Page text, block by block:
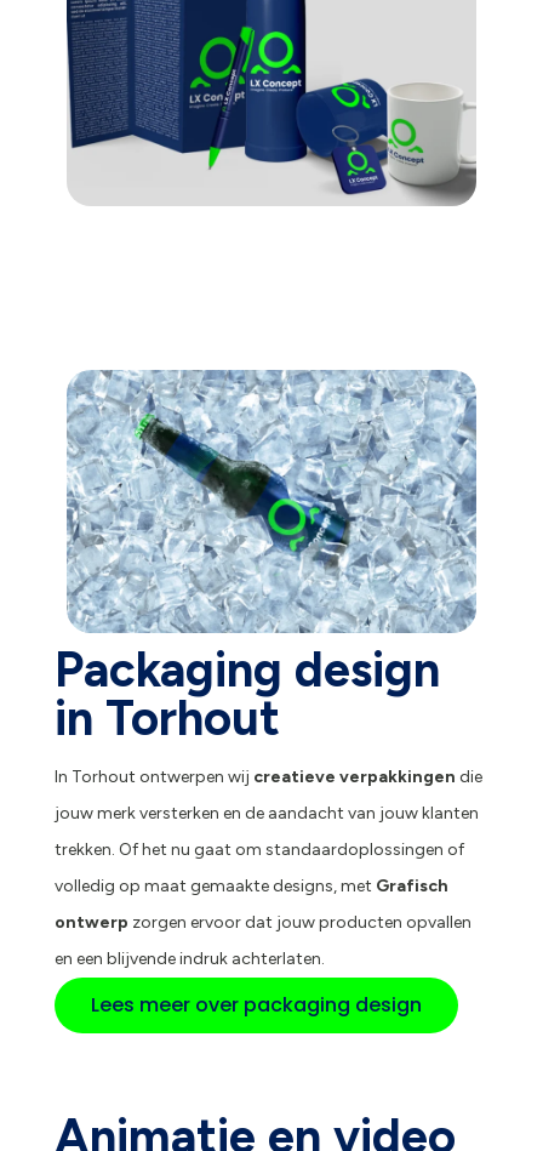
Packaging design
in Torhout
In Torhout ontwerpen wij creatieve verpakkingen die
jouw merk versterken en de aandacht van jouw klanten
trekken. Of het nu gaat om standaardoplossingen of
volledig op maat gemaakte designs, met Grafisch
ontwerp zorgen ervoor dat jouw producten opvallen
en een blijvende indruk achterlaten.
Lees meer over packaging design
Animatie en video